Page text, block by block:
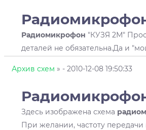
Радиомикрофон "КУЗЯ 2М"
деталей не обязательна.Да и
Архив схем » - 2010-12-08 19:50:33
Здесь изображена схема
При желании, частоту